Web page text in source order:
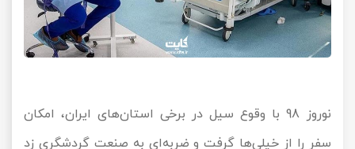
نوروز 98 با وقوع سیل در برخی استان‌های ایران، امکان
سفر را از خیلی‌ها گرفت و ضربه‌ای به صنعت گردشگری زد